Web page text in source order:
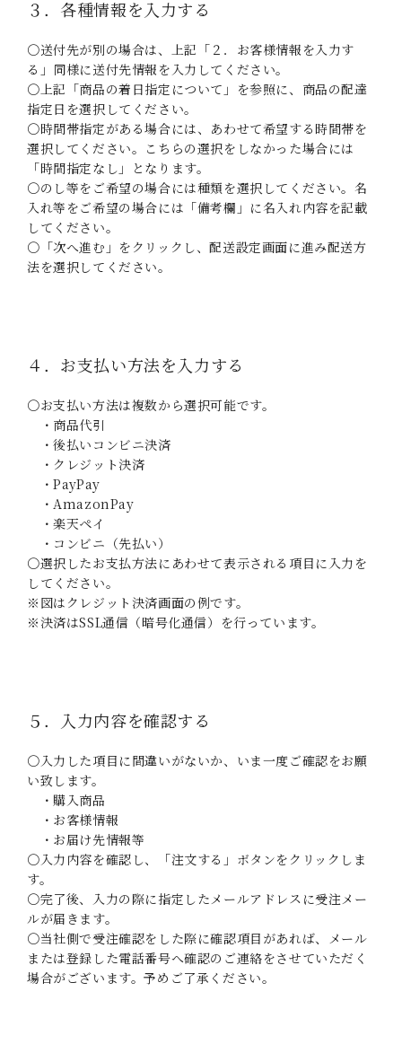
３．各種情報を入力する
〇送付先が別の場合は、上記「２．お客様情報を入力す
る」同様に送付先情報を入力してください。
〇上記「商品の着日指定について」を参照に、商品の配達
指定日を選択してください。
〇時間帯指定がある場合には、あわせて希望する時間帯を
選択してください。こちらの選択をしなかった場合には
「時間指定なし」となります。
〇のし等をご希望の場合には種類を選択してください。名
入れ等をご希望の場合には「備考欄」に名入れ内容を記載
してください。
〇「次へ進む」をクリックし、配送設定画面に進み配送方
法を選択してください。
４．お支払い方法を入力する
〇お支払い方法は複数から選択可能です。
・商品代引
・後払いコンビニ決済
・クレジット決済
・PayPay
・AmazonPay
・楽天ペイ
・コンビニ（先払い）
〇選択したお支払方法にあわせて表示される項目に入力を
してください。
※図はクレジット決済画面の例です。
※決済はSSL通信（暗号化通信）を行っています。
５．入力内容を確認する
〇入力した項目に間違いがないか、いま一度ご確認をお願
い致します。
・購入商品
・お客様情報
・お届け先情報等
〇入力内容を確認し、「注文する」ボタンをクリックしま
す。
〇完了後、入力の際に指定したメールアドレスに受注メー
ルが届きます。
〇当社側で受注確認をした際に確認項目があれば、メール
または登録した電話番号へ確認のご連絡をさせていただく
場合がございます。予めご了承ください。